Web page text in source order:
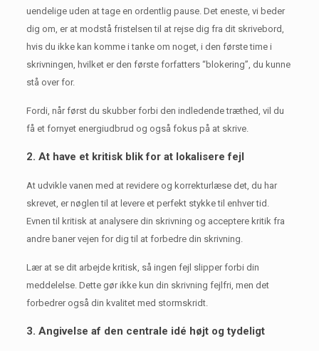
uendelige uden at tage en ordentlig pause. Det eneste, vi beder
dig om, er at modstå fristelsen til at rejse dig fra dit skrivebord,
hvis du ikke kan komme i tanke om noget, i den første time i
skrivningen, hvilket er den første forfatters “blokering”, du kunne
stå over for.
Fordi, når først du skubber forbi den indledende træthed, vil du
få et fornyet energiudbrud og også fokus på at skrive.
2. At have et kritisk blik for at lokalisere fejl
At udvikle vanen med at revidere og korrekturlæse det, du har
skrevet, er nøglen til at levere et perfekt stykke til enhver tid.
Evnen til kritisk at analysere din skrivning og acceptere kritik fra
andre baner vejen for dig til at forbedre din skrivning.
Lær at se dit arbejde kritisk, så ingen fejl slipper forbi din
meddelelse. Dette gør ikke kun din skrivning fejlfri, men det
forbedrer også din kvalitet med stormskridt.
3. Angivelse af den centrale idé højt og tydeligt